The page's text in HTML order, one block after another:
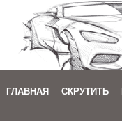
ГЛАВНАЯ СКРУТИТЬ